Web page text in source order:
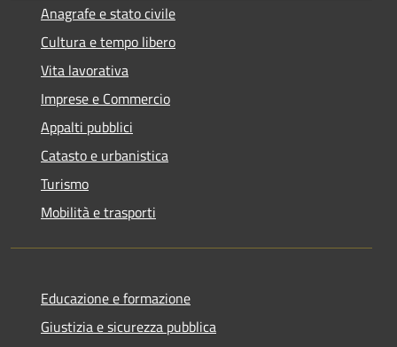
Anagrafe e stato civile
Cultura e tempo libero
Vita lavorativa
Imprese e Commercio
Appalti pubblici
Catasto e urbanistica
Turismo
Mobilità e trasporti
Educazione e formazione
Giustizia e sicurezza pubblica